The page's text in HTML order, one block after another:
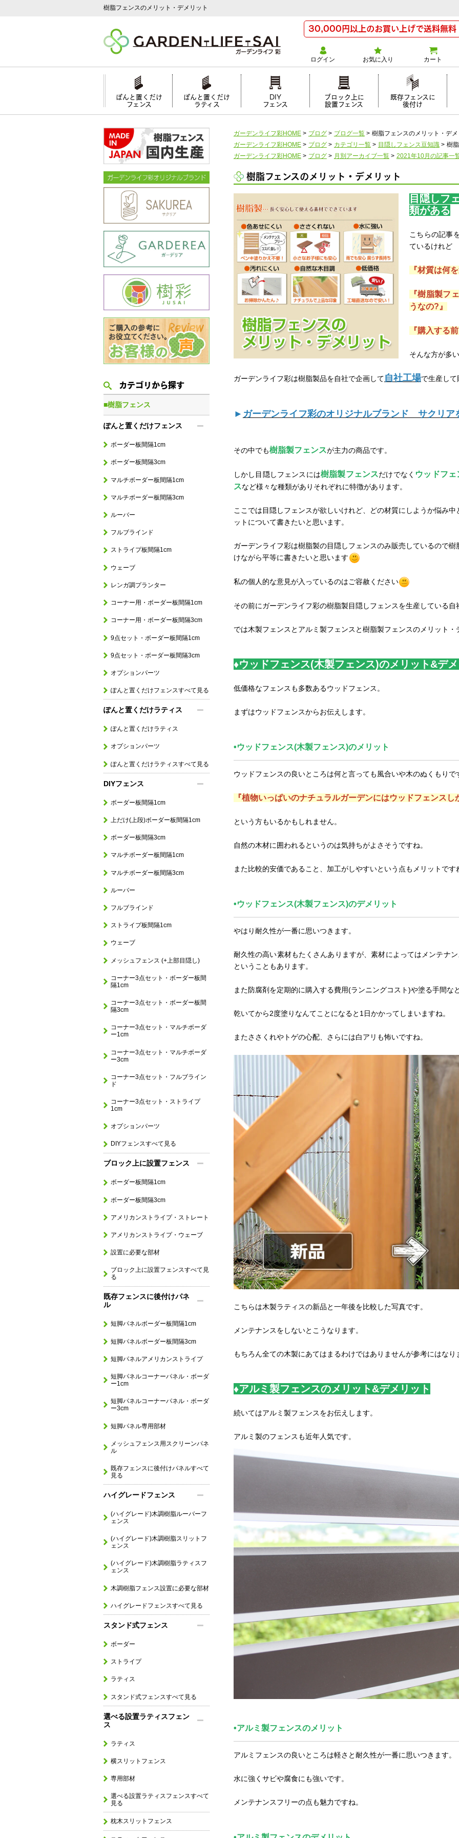
樹脂フェンスのメリット・デメリット
30,000円以上のお買い上げで送料無料
ログイン お気に入り カート
ぽんと置くだけ
フェンス
ぽんと置くだけ
ラティス
DIY
フェンス
ブロック上に
設置フェンス
既存フェンスに
後付け
カテゴリから探す
■樹脂フェンス
ぽんと置くだけフェンス
ボーダー板間隔1cm
ボーダー板間隔3cm
マルチボーダー板間隔1cm
マルチボーダー板間隔3cm
ルーバー
フルブラインド
ストライプ板間隔1cm
ウェーブ
レンガ調プランター
コーナー用・ボーダー板間隔1cm
コーナー用・ボーダー板間隔3cm
9点セット・ボーダー板間隔1cm
9点セット・ボーダー板間隔3cm
オプションパーツ
ぽんと置くだけフェンスすべて見る
ぽんと置くだけラティス
ぽんと置くだけラティス
オプションパーツ
ぽんと置くだけラティスすべて見る
DIYフェンス
ボーダー板間隔1cm
上だけ(上段)ボーダー板間隔1cm
ボーダー板間隔3cm
マルチボーダー板間隔1cm
マルチボーダー板間隔3cm
ルーバー
フルブラインド
ストライプ板間隔1cm
ウェーブ
メッシュフェンス (+上部目隠し)
コーナー3点セット・ボーダー板間
隔1cm
コーナー3点セット・ボーダー板間
隔3cm
コーナー3点セット・マルチボーダ
ー1cm
コーナー3点セット・マルチボーダ
ー3cm
コーナー3点セット・フルブライン
ド
コーナー3点セット・ストライプ
1cm
オプションパーツ
DIYフェンスすべて見る
ブロック上に設置フェンス
ボーダー板間隔1cm
ボーダー板間隔3cm
アメリカンストライプ・ストレート
アメリカンストライプ・ウェーブ
設置に必要な部材
ブロック上に設置フェンスすべて見
る
既存フェンスに後付けパネ
ル
短脚パネルボーダー板間隔1cm
短脚パネルボーダー板間隔3cm
短脚パネルアメリカンストライプ
短脚パネルコーナーパネル・ボーダ
ー1cm
短脚パネルコーナーパネル・ボーダ
ー3cm
短脚パネル専用部材
メッシュフェンス用スクリーンパネ
ル
既存フェンスに後付けパネルすべて
見る
ハイグレードフェンス
(ハイグレード)木調樹脂ルーバーフ
ェンス
(ハイグレード)木調樹脂スリットフ
ェンス
(ハイグレード)木調樹脂ラティスフ
ェンス
木調樹脂フェンス設置に必要な部材
ハイグレードフェンスすべて見る
スタンド式フェンス
ボーダー
ストライプ
ラティス
スタンド式フェンスすべて見る
選べる設置ラティスフェン
ス
ラティス
横スリットフェンス
専用部材
選べる設置ラティスフェンスすべて
見る
枕木スリットフェンス
ガーデンライフ彩HOME > ブログ > ブログ一覧 > 樹脂フェンスのメリット・デ
ガーデンライフ彩HOME > ブログ > カテゴリ一覧 > 目隠しフェンス豆知識 > 樹
ガーデンライフ彩HOME > ブログ > 月別アーカイブ一覧 > 2021年10月の記事一
樹脂フェンスのメリット・デメリット
目隠しフ
類がある
こちらの記事
ているけれど
『材質は何
『樹脂製フ
うなの?』
『購入する
そんな方が多
ガーデンライフ彩は樹脂製品を自社で企画して自社工場で生産して
► ガーデンライフ彩のオリジナルブランド サクリア
その中でも樹脂製フェンスが主力の商品です。
しかし目隠しフェンスには樹脂製フェンスだけでなく ウッドフェ
スなど様々な種類がありそれぞれに特徴があります。
ここでは目隠しフェンスが欲しいけれど、どの材質にしようか悩み
ットについて書きたいと思います。
ガーデンライフ彩は樹脂製の目隠しフェンスのみ販売しているので
けながら平等に書きたいと思います
私の個人的な意見が入っているのはご容赦ください
その前にガーデンライフ彩の樹脂製目隠しフェンスを生産している
では木製フェンスとアルミ製フェンスと樹脂製フェンスのメリット
♦ウッドフェンス(木製フェンス)のメリット&デ
低価格なフェンスも多数あるウッドフェンス。
まずはウッドフェンスからお伝えします。
•ウッドフェンス(木製フェンス)のメリット
ウッドフェンスの良いところは何と言っても風合いや木のぬくもりで
『植物いっぱいのナチュラルガーデンにはウッドフェンスし
という方もいるかもしれません。
自然の木材に囲われるというのは気持ちがよさそうですね。
また比較的安価であること、加工がしやすいという点もメリットです
•ウッドフェンス(木製フェンス)のデメリット
やはり耐久性が一番に思いつきます。
耐久性の高い素材もたくさんありますが、素材によってはメンテナ
ということもあります。
また防腐剤を定期的に購入する費用(ランニングコスト)や塗る手間な
乾いてから2度塗りなんてことになると1日かかってしまいますね。
またささくれやトゲの心配、さらには白アリも怖いですね。
こちらは木製ラティスの新品と一年後を比較した写真です。
メンテナンスをしないとこうなります。
もちろん全ての木製にあてはまるわけではありませんが参考にはなり
♦アルミ製フェンスのメリット&デメリット
続いてはアルミ製フェンスをお伝えします。
アルミ製のフェンスも近年人気です。
•アルミ製フェンスのメリット
アルミフェンスの良いところは軽さと耐久性が一番に思いつきます。
水に強くサビや腐食にも強いです。
メンテナンスフリーの点も魅力ですね。